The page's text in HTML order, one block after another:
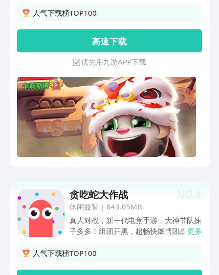
家们快来拯救我们美丽的星球。 这里有
挖坑高抛畅快弹射，精彩无限，尽在《汤
姆猫大冒险》。
人气下载榜TOP100
高 速 下 载
优先用九游APP下载
NO.4
贪吃蛇大作战
休闲益智 | 843.05MB
真人对战，新一代电竞手游，大神带队妹
子多多！组团开黑，超畅快燃情团战，随
蛇，吃掉地图上彩色的小圆点，就会变
更多
人气下载榜TOP100